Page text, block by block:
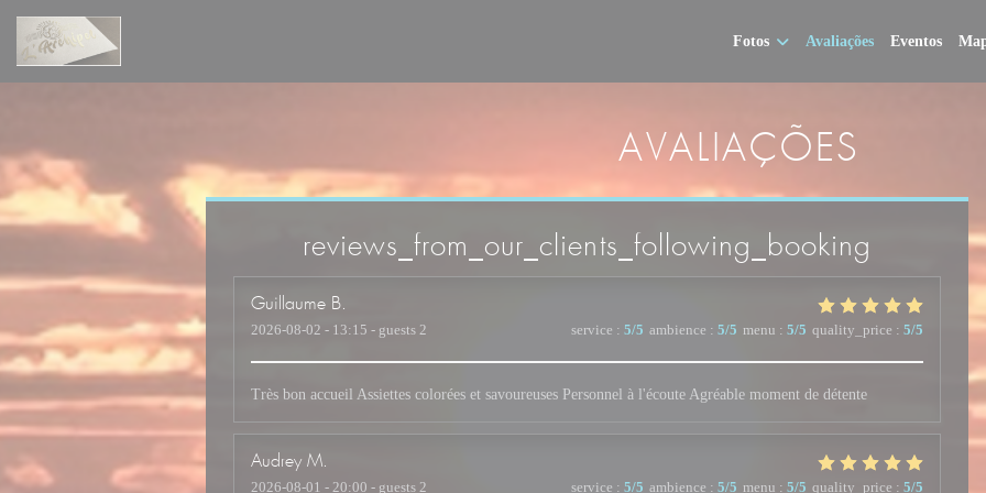
Fotos Avaliações Eventos
AVALIAÇÕES
reviews_from_our_clients_following_booking
Guillaume B
2026-08-02 - 13:15 - guests 2 service : 5/5 ambience : 5/5 menu : 5/5 quality_price : 5/5
Très bon accueil Assiettes colorées et savoureuses Personnel à l'écoute Agréable moment de détente
Audrey M
2026-08-01 - 20:00 - guests 2 service : 5/5 ambience : 5/5 menu : 5/5 quality_price : 5/5